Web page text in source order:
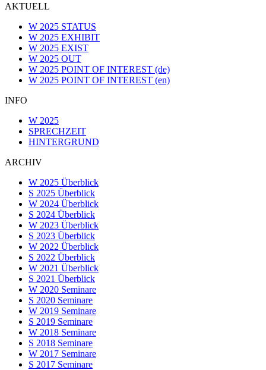
AKTUELL
W 2025 STATUS
W 2025 EXHIBIT
W 2025 EXIST
W 2025 OUT
W 2025 POINT OF INTEREST (de)
W 2025 POINT OF INTEREST (en)
INFO
W 2025
SPRECHZEIT
HINTERGRUND
ARCHIV
W 2025 Überblick
S 2025 Überblick
W 2024 Überblick
S 2024 Überblick
W 2023 Überblick
S 2023 Überblick
W 2022 Überblick
S 2022 Überblick
W 2021 Überblick
S 2021 Überblick
W 2020 Seminare
S 2020 Seminare
W 2019 Seminare
S 2019 Seminare
W 2018 Seminare
S 2018 Seminare
W 2017 Seminare
S 2017 Seminare